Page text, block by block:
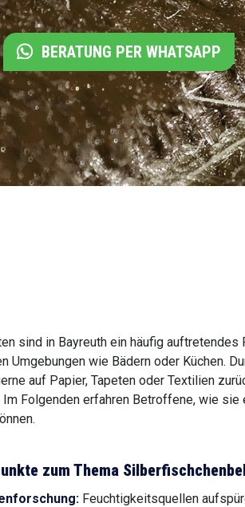
BERATUNG PER WHATSAPP
sind in Bayreuth ein häufig
Umgebungen wie Bädern oder Küchen.
auf Papier, Tapeten oder Textilien
Im Folgenden erfahren Betroffene, wie
zum Thema
Feuchtigkeitsquellen